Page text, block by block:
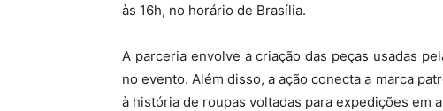
às 16h, no horário de Brasília.
A parceria envolve a criação das peças usadas
no evento. Além disso, a ação conecta a marca
à história de roupas voltadas para expedições em